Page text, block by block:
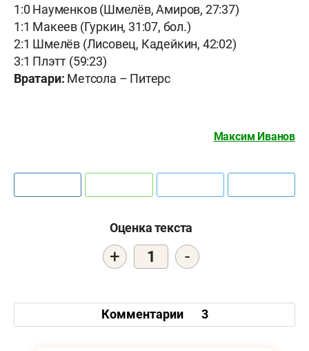
1:0 Науменков (Шмелёв, Амиров, 27:37)
1:1 Макеев (Гуркин, 31:07, бол.)
2:1 Шмелёв (Лисовец, Кадейкин, 42:02)
3:1 Плэтт (59:23)
Вратари: Метсола – Питерс
Максим Иванов
Оценка текста
+ 1 -
Комментарии 3